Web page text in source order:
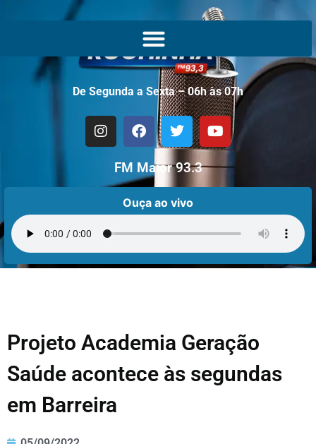
De Segunda a Sexta – 06h às 07h
FM Maior 93.3
Ouça ao vivo
Projeto Academia Geração
Saúde acontece às segundas
em Barreira